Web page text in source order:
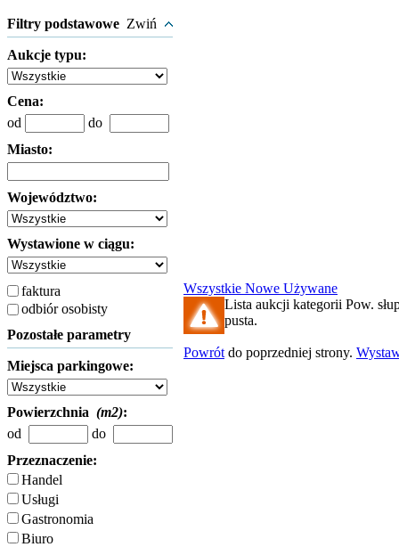
Filtry podstawowe Zwiń
Aukcje typu:
Cena:
od
do
Miasto:
Województwo:
Wystawione w ciągu:
faktura
odbiór osobisty
Pozostałe parametry
Miejsca parkingowe:
Powierzchnia (m2):
od
do
Przeznaczenie:
Handel
Usługi
Gastronomia
Biuro
Wszystkie Nowe Używane
Lista aukcji kategorii Pow.
pusta.
Powrót do poprzedniej strony.